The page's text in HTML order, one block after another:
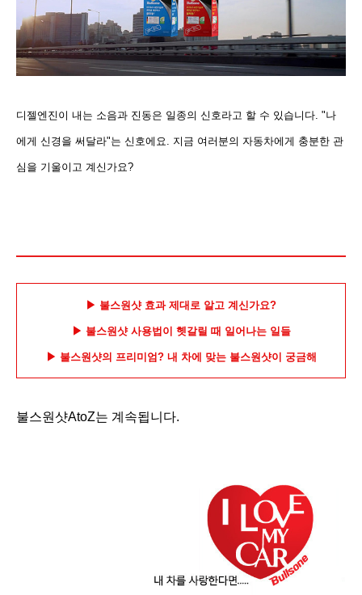
디젤엔진이 내는 소음과 진동은 일종의 신호라고 할 수 있습니다. "나
에게 신경을 써달라"는 신호에요. 지금 여러분의 자동차에게 충분한 관
심을 기울이고 계신가요?
▶ 불스원샷 효과 제대로 알고 계신가요?
▶ 불스원샷 사용법이 헷갈릴 때 일어나는 일들
▶ 불스원샷의 프리미엄? 내 차에 맞는 불스원샷이 궁금해
불스원샷AtoZ는 계속됩니다.